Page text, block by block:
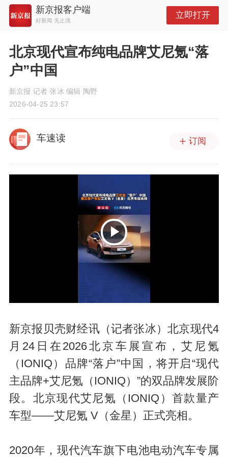
新京报客户端
好新闻 无止境
立即打开
北京现代宣布纯电品牌艾尼氪“落
户”中国
新京报 记者 张冰 编辑 陶野
2026-04-25 23:57
车速读 订阅
P
l
新京报贝壳财经讯（记者张冰）北京现代4
月24日在2026北京车展宣布，艾尼氪
（IONIQ）品牌“落户”中国，将开启“现代
主品牌+艾尼氪（IONIQ）”的双品牌发展阶
段。北京现代艾尼氪（IONIQ）首款量产
车型——艾尼氪 V（金星）正式亮相。
2020年，现代汽车旗下电池电动汽车专属